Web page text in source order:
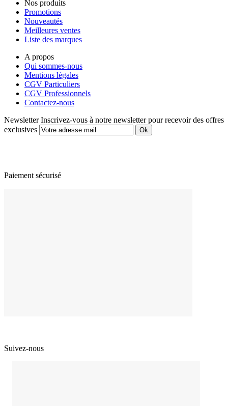
Nos produits
Promotions
Nouveautés
Meilleures ventes
Liste des marques
A propos
Qui sommes-nous
Mentions légales
CGV Particuliers
CGV Professionnels
Contactez-nous
Newsletter Inscrivez-vous à notre newsletter pour recevoir des offres
exclusives
Paiement sécurisé
Suivez-nous